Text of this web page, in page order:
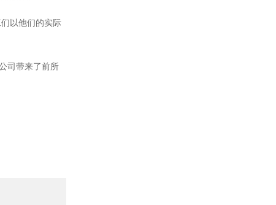
以他们的实际
司带来了前所